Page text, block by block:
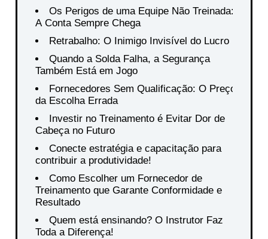
Os Perigos de uma Equipe Não Treinada:
A Conta Sempre Chega
Retrabalho: O Inimigo Invisível do Lucro
Quando a Solda Falha, a Segurança
Também Está em Jogo
Fornecedores Sem Qualificação: O Preço
da Escolha Errada
Investir no Treinamento é Evitar Dor de
Cabeça no Futuro
Conecte estratégia e capacitação para
contribuir a produtividade!
Como Escolher um Fornecedor de
Treinamento que Garante Conformidade e
Resultado
Quem está ensinando? O Instrutor Faz
Toda a Diferença!